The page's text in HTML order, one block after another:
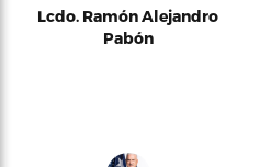
Lcdo. Ramón Alejandro
Pabón